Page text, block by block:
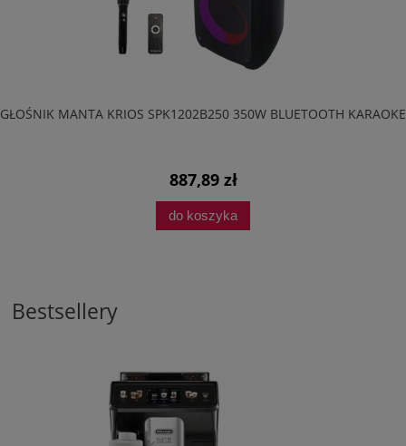
GŁOŚNIK MANTA KRIOS SPK1202B250 350W BLUETOOTH KARAOKE
887,89 zł
do koszyka
Bestsellery